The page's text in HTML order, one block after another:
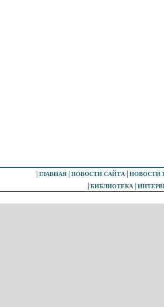
ГЛАВНАЯ| НОВОСТИ САЙТА| НОВОСТИ
БИБЛИОТЕКА|